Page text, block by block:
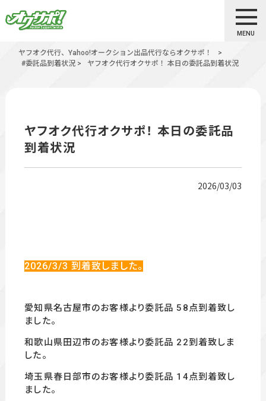
MENU
ヤフオク代行、Yahoo!オークション出品代行ならオクサポ！
>
#委託品到着状況 > ヤフオク代行オクサポ！ 本日の委託品到着状況
ヤフオク代行オクサポ！ 本日の委託品
到着状況
2026/03/03
2026/3/3 到着致しました。
愛知県名古屋市のお客様より委託品 58点到着致し
ました。
和歌山県田辺市のお客様より委託品 22到着致しま
した。
埼玉県春日部市のお客様より委託品 14点到着致し
ました。